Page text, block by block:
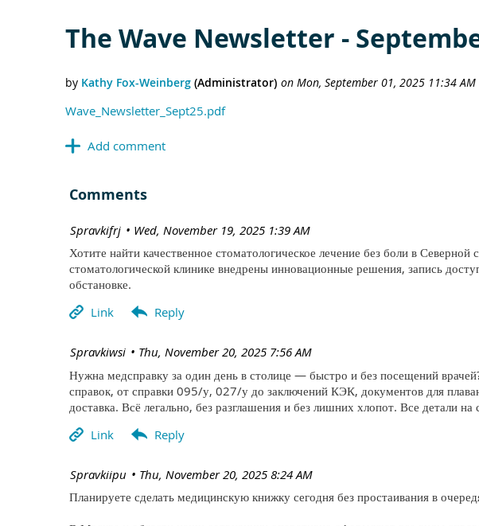
The Wave Newsletter -
Wave_Newsletter_Sept25.pdf
Comments
Wed, November 19, 2025 1:39 AM
| Spravkifrj
Хотите найти качественное стоматологическое лечение без боли в
стоматологической клинике внедрены инновационные решения, запись
обстановке.
Thu, November 20, 2025 7:56 AM
| Spravkiwsi
Нужна медсправку за один день в столице — быстро и без посещений
справок, от справки 095/у, 027/у до заключений КЭК, документов для
доставка. Всё легально, без разглашения и без лишних хлопот. Все детали
Thu, November 20, 2025 8:24 AM
| Spravkiipu
Планируете сделать медицинскую книжку сегодня без простаивания в